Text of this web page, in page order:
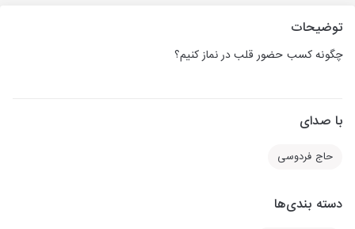
توضیحات
چگونه کسب حضور قلب در نماز کنیم؟
با صدای
حاج فردوسی
دسته بندی‌ها